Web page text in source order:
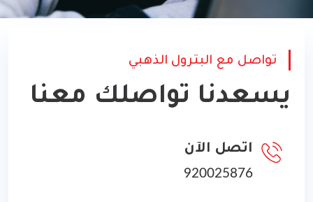
تواصل مع البترول الذهبي
يسعدنا تواصلك معنا
اتصل الآن
920025876